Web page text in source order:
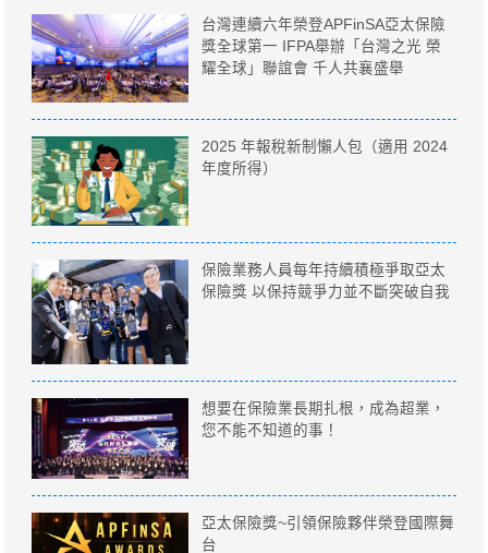
台灣連續六年榮登APFinSA亞太保險
獎全球第一 IFPA舉辦「台灣之光 榮
耀全球」聯誼會 千人共襄盛舉
2025 年報稅新制懶人包（適用 2024
年度所得）
保險業務人員每年持續積極爭取亞太
保險獎 以保持競爭力並不斷突破自我
想要在保險業長期扎根，成為超業，
您不能不知道的事！
亞太保險獎~引領保險夥伴榮登國際舞
台